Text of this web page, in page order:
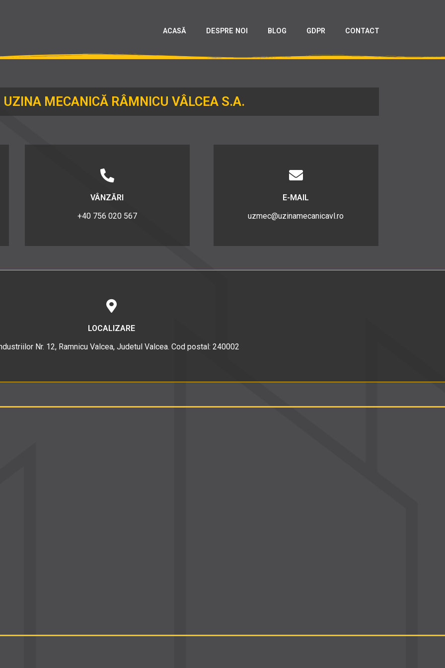
ACASĂ DESPRE NOI BLOG GDPR CONTACT
UZINA MECANICĂ RÂMNICU VÂLCEA S.A.
VÂNZĂRI
+40 756 020 567
E-MAIL
uzmec@uzinamecanicavl.ro
LOCALIZARE
Nr. 12, Ramnicu Valcea, Judetul Valcea. Cod postal: 240002